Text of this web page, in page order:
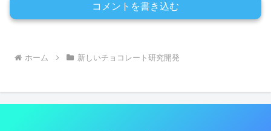
コメントを書き込む
ホーム 新しいチョコレート研究開発